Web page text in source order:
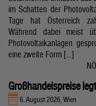
im Schatten der
Tage hat Österreich
Während dabei meist
Photovoltaikanlagen
eine zweite Form […]
Großhandelspreise
6. August 2026, Wien